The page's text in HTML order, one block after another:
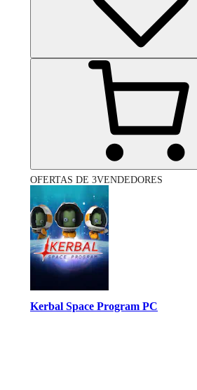
OFERTAS DE 3VENDEDORES
Kerbal Space Program PC